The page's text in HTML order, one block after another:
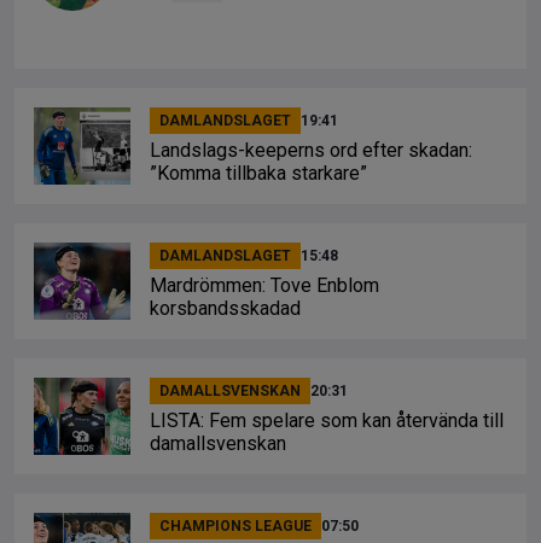
DAMLANDSLAGET 19:41
Landslags-keeperns ord efter skadan:
”Komma tillbaka starkare”
DAMLANDSLAGET 15:48
Mardrömmen: Tove Enblom
korsbandsskadad
DAMALLSVENSKAN 20:31
LISTA: Fem spelare som kan återvända till
damallsvenskan
CHAMPIONS LEAGUE 07:50